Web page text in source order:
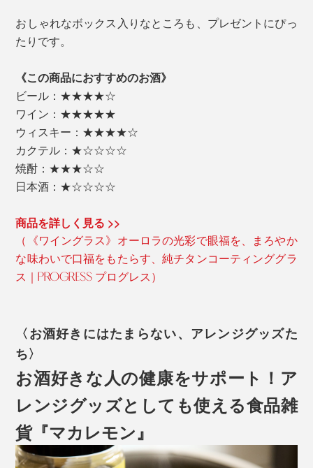
おしゃれなボックス入りなところも、プレゼントにぴっ
たりです。
《この商品におすすめのお酒》
ビール：★★★★☆
ワイン：★★★★★
ウィスキー：★★★★☆
カクテル：★☆☆☆☆
焼酎：★★★☆☆
日本酒：★☆☆☆☆
商品を詳しく見る >>
（《ワイングラス》オーロラの光彩で眼福を、まろやか
な味わいで口福をもたらす、純チタンコーティンググラ
ス｜PROGRESS プログレス）
〈お酒好きにはたまらない、アレンジグッズた
ち〉
お酒好きな人の健康をサポート！ア
レンジグッズとしても使える食品雑
貨『マカレモン』